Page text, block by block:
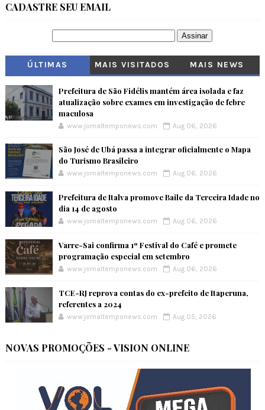
CADASTRE SEU EMAIL
ÚLTIMAS MAIS VISITADOS MAIS NEWS
Prefeitura de São Fidélis mantém área isolada e faz
atualização sobre exames em investigação de febre
maculosa
www.jornaltemponews.com Aug 06, 2026
São José de Ubá passa a integrar oficialmente o Mapa
do Turismo Brasileiro
www.jornaltemponews.com Aug 06, 2026
Prefeitura de Italva promove Baile da Terceira Idade no
dia 14 de agosto
www.jornaltemponews.com Aug 06, 2026
Varre-Sai confirma 1º Festival do Café e promete
programação especial em setembro
www.jornaltemponews.com Aug 06, 2026
TCE-RJ reprova contas do ex-prefeito de Itaperuna,
referentes a 2024
www.jornaltemponews.com Aug 05, 2026
NOVAS PROMOÇÕES - VISION ONLINE